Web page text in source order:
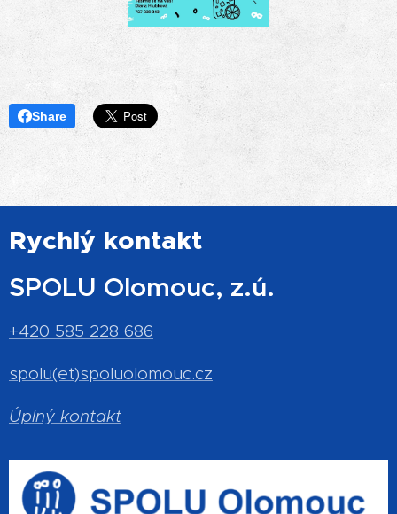
Share
Rychlý kontakt
SPOLU Olomouc, z.ú.
+420 585 228 686
spolu(et)spoluolomouc.cz
Úplný kontakt